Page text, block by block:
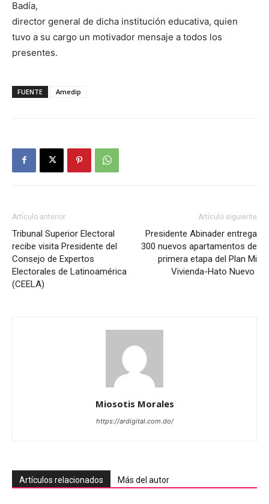
Badía,
director general de dicha institución educativa, quien
tuvo a su cargo un motivador mensaje a todos los
presentes.
FUENTE Amedip
Artículo anterior
Tribunal Superior Electoral
recibe visita Presidente del
Consejo de Expertos
Electorales de Latinoamérica
(CEELA)
Artículo siguiente
Presidente Abinader entrega
300 nuevos apartamentos de
primera etapa del Plan Mi
Vivienda-Hato Nuevo
Miosotis Morales
https://ardigital.com.do/
Artículos relacionados Más del autor